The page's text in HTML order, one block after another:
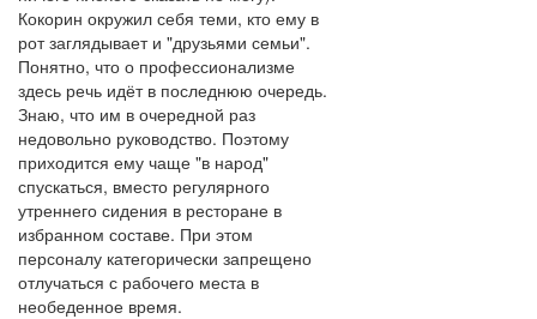
Кокорин окружил себя теми, кто ему в
рот заглядывает и "друзьями семьи".
Понятно, что о профессионализме
здесь речь идёт в последнюю очередь.
Знаю, что им в очередной раз
недовольно руководство. Поэтому
приходится ему чаще "в народ"
спускаться, вместо регулярного
утреннего сидения в ресторане в
избранном составе. При этом
персоналу категорически запрещено
отлучаться с рабочего места в
необеденное время.